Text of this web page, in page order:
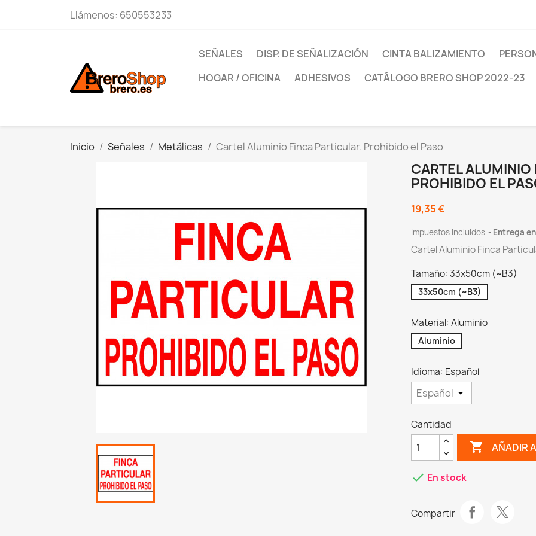
Llámenos: 650553233
SEÑALES DISP. DE SEÑALIZACIÓN CINTA BALIZAMIENTO
HOGAR / OFICINA
ADHESIVOS CATÁLOGO BRERO SHOP 2022-23
Inicio Señales Metálicas Cartel Aluminio Finca Particular. Prohibido el Paso
CARTEL
PROHIBIDO EL
19,35 €
Impuestos incluidos Entrega
Cartel Aluminio Finca
Tamaño: 33x50cm (~B3)
33x50cm (~B3)
Material: Aluminio
Aluminio
Idioma: Español
Cantidad
shopping_cart AÑADIR
check En stock
Compartir